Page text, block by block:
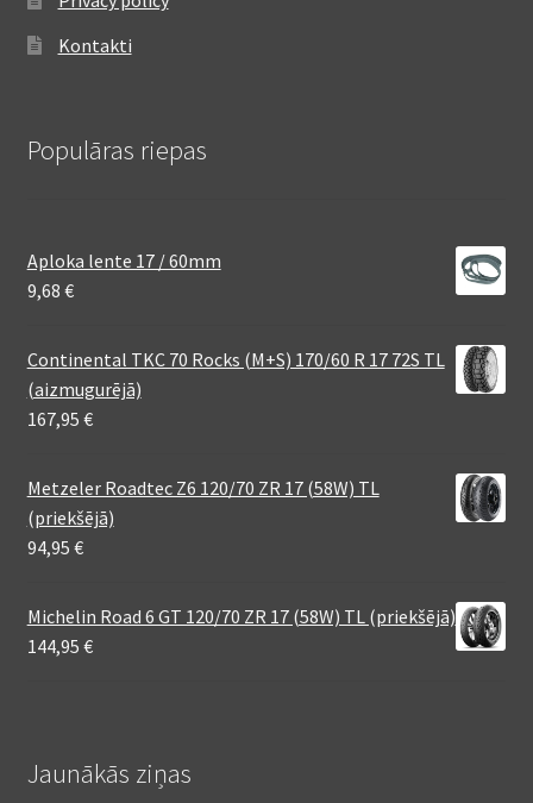
Kontakti
Populāras riepas
Aploka lente 17 / 60mm
9,68 €
Continental TKC 70 Rocks (M+S) 170/60 R 17 72S TL
(aizmugurējā)
167,95 €
Metzeler Roadtec Z6 120/70 ZR 17 (58W) TL
(priekšējā)
94,95 €
Michelin Road 6 GT 120/70 ZR 17 (58W) TL (priekšējā)
144,95 €
Jaunākās ziņas